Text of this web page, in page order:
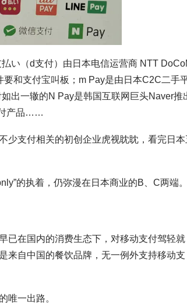
い（d支付）由日本电信运营商 NTT
和支付宝叫板；m Pay是由日本C2C二手
出一辙的N Pay是韩国互联网巨头Naver推
付产品……
少支付相关的初创企业虎视眈眈，看完日本
的执着，仍弥漫在日本商业的B、C两端。
已在国内的消费生态下，对移动支付驾轻就
自中国的餐饮品牌，无一例外支持移动支
唯一出路。